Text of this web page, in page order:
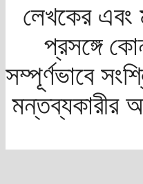
লেখকের এবং
প্রসঙ্গে
সম্পূর্ণভাবে
মন্তব্যকারীর